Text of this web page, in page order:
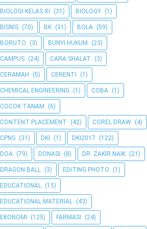
BIOLOGI KELAS XI (31) BIOLOGY (1)
BISNIS (70) BK (31) BOLA (59)
BORUTO (3) BUNYI HUKUM (23)
CAMPUS (24) CARA SHALAT (3)
CERAMAH (5) CERENTI (1)
CHEMICAL ENGINEERING (1) COBA (1)
COCOK TANAM (6)
CONTENT PLACEMENT (42) COREL DRAW (4)
CPNS (31) DKI (1) DKI2017 (122)
DOA (79) DONASI (8) DR. ZAKIR NAIK (21)
DRAGON BALL (3) EDITING PHOTO (1)
EDUCATIONAL (15)
EDUCATIONAL MATERIAL (43)
EKONOMI (125) FARMASI (24)